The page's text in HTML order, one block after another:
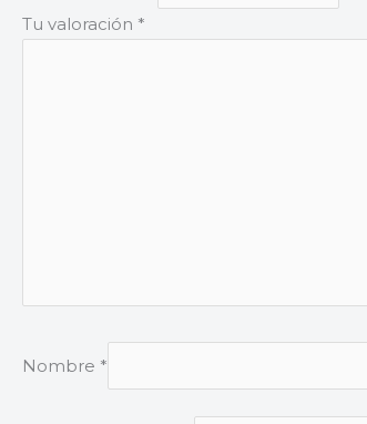
Tu valoración *
Nombre *